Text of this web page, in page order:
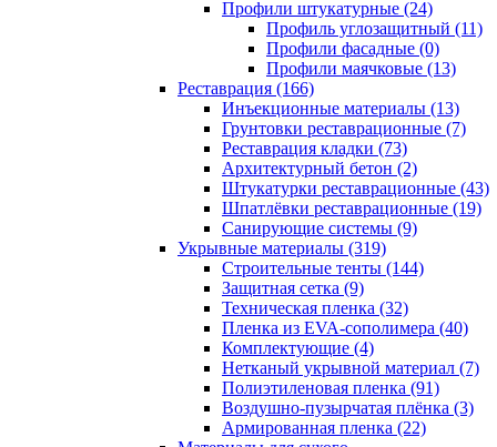
Профили штукатурные (24)
Профиль углозащитный (11)
Профили фасадные (0)
Профили маячковые (13)
Реставрация (166)
Инъекционные материалы (13)
Грунтовки реставрационные (7)
Реставрация кладки (73)
Архитектурный бетон (2)
Штукатурки реставрационные (43)
Шпатлёвки реставрационные (19)
Санирующие системы (9)
Укрывные материалы (319)
Строительные тенты (144)
Защитная сетка (9)
Техническая пленка (32)
Пленка из EVA-сополимера (40)
Комплектующие (4)
Нетканый укрывной материал (7)
Полиэтиленовая пленка (91)
Воздушно-пузырчатая плёнка (3)
Армированная пленка (22)